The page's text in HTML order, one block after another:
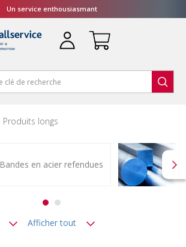
Un service enthousiasmant
Produits longs
Bandes en acier refendues
Afficher tout